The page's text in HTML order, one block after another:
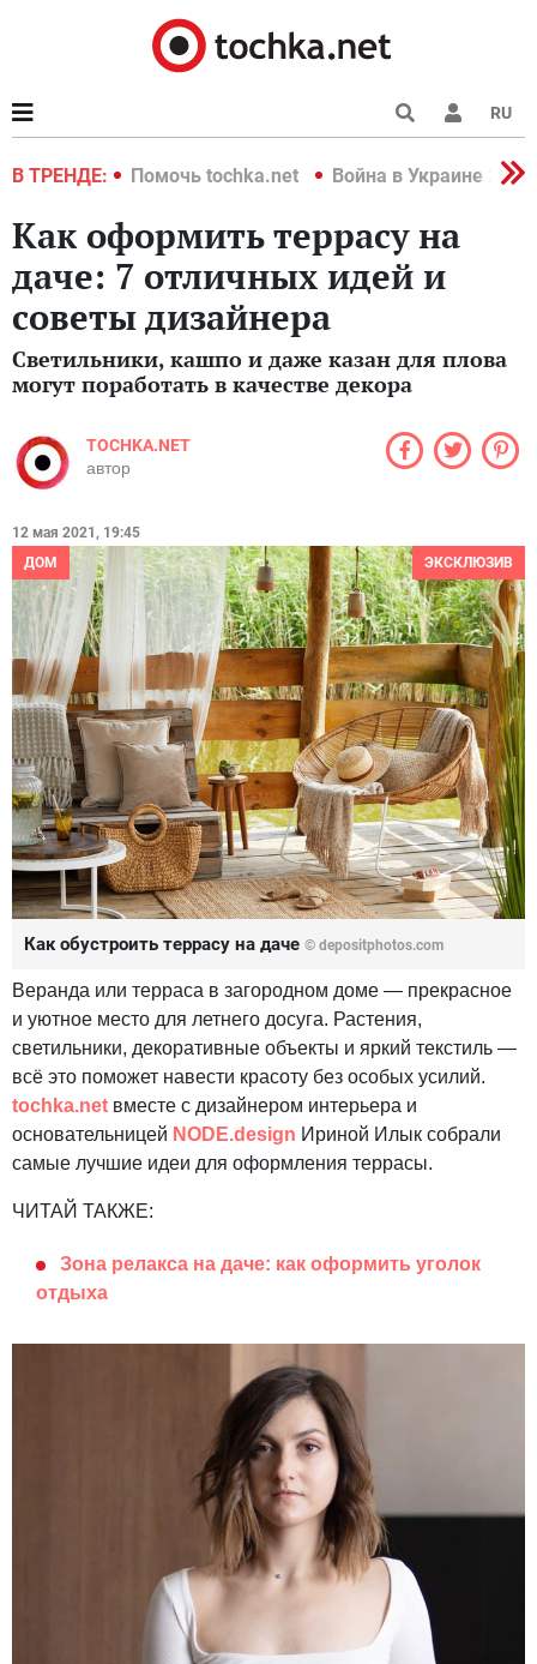
RU
В ТРЕНДЕ:
2022 Помочь tochka.net Война в Украине 2022
Как оформить террасу на
даче: 7 отличных идей и
советы дизайнера
Светильники, кашпо и даже казан для плова
могут поработать в качестве декора
TOCHKA.NET
автор
12 мая 2021, 19:45
ДОМ
ЭКСКЛЮЗИВ
Как обустроить террасу на даче © depositphotos.com
Веранда или терраса в загородном доме — прекрасное
и уютное место для летнего досуга. Растения,
светильники, декоративные объекты и яркий текстиль —
всё это поможет навести красоту без особых усилий.
tochka.net вместе с дизайнером интерьера и
основательницей NODE.design Ириной Илык собрали
самые лучшие идеи для оформления террасы.
ЧИТАЙ ТАКЖЕ:
Зона релакса на даче: как оформить уголок
отдыха